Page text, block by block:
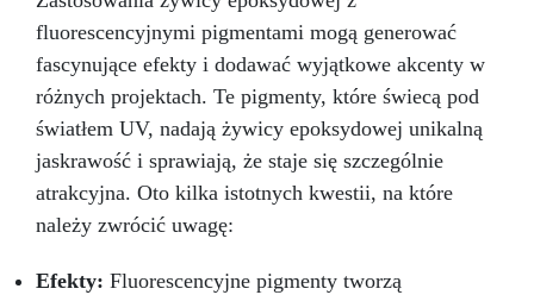
fluorescencyjnymi pigmentami mogą generować
fascynujące efekty i dodawać wyjątkowe akcenty w
różnych projektach. Te pigmenty, które świecą pod
światłem UV, nadają żywicy epoksydowej unikalną
jaskrawość i sprawiają, że staje się szczególnie
atrakcyjna. Oto kilka istotnych kwestii, na które
należy zwrócić uwagę:
Efekty: Fluorescencyjne pigmenty tworzą